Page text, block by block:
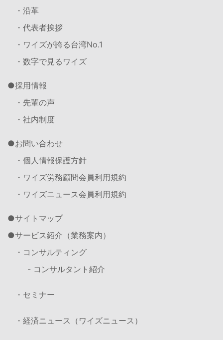
・沿革
・代表者挨拶
・ワイズが誇る台湾No.1
・数字で見るワイズ
採用情報
・先輩の声
・社内制度
お問い合わせ
・個人情報保護方針
・ワイズ労務顧問会員利用規約
・ワイズニュース会員利用規約
サイトマップ
サービス紹介（業務案内）
・コンサルティング
- コンサルタント紹介
・セミナー
・経済ニュース（ワイズニュース）